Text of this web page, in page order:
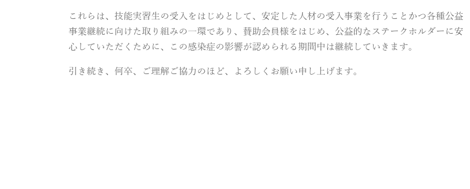
これらは、技能実習生の受入をはじめとして、安定した人材の受入事業を行うことかつ各種公益
事業継続に向けた取り組みの一環であり、賛助会員様をはじめ、公益的なステークホルダーに安
心していただくために、この感染症の影響が認められる期間中は継続していきます。
引き続き、何卒、ご理解ご協力のほど、よろしくお願い申し上げます。